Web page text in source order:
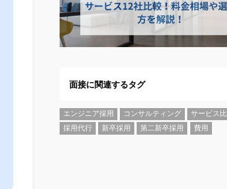
面接に関連するタグ
エンジニア採用 コンサルティング
サービス
採用代行
新卒採用 第二新卒採用 費用